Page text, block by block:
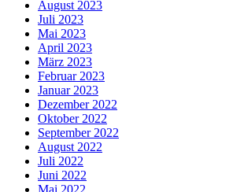
August 2023
Juli 2023
Mai 2023
April 2023
März 2023
Februar 2023
Januar 2023
Dezember 2022
Oktober 2022
September 2022
August 2022
Juli 2022
Juni 2022